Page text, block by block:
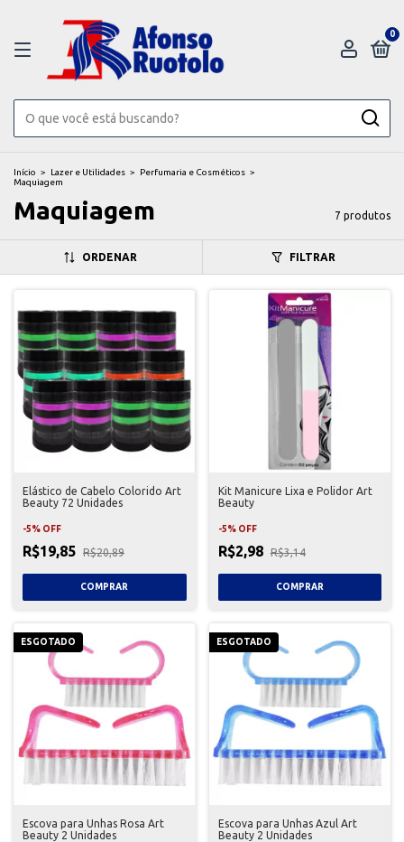
0
Início > Lazer e Utilidades > Perfumaria e Cosméticos >
Maquiagem
Maquiagem 7 produtos
ORDENAR FILTRAR
Elástico de Cabelo Colorido Art
Beauty 72 Unidades
-5% OFF
R$19,85 R$20,89
Kit Manicure Lixa e Polidor Art
Beauty
-5% OFF
R$2,98 R$3,14
ESGOTADO
Escova para Unhas Rosa Art
Beauty 2 Unidades
ESGOTADO
Escova para Unhas Azul Art
Beauty 2 Unidades